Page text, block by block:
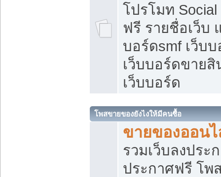
โปรโมท
ฟรี รายชื่อเว็บ
บอร์ดsmf เว็บ
เว็บบอร์ดขาย
เว็บบอร์ด
โพสขายของยังไงให้มีคนซื้อ
ขายของออน
รวมเว็บลงประ
ประกาศฟรี โพ